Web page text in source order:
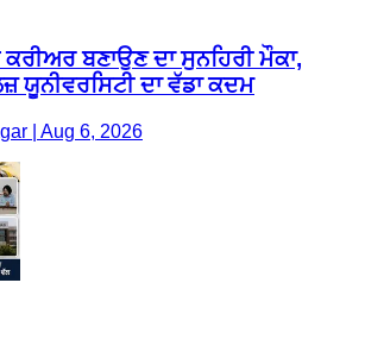
ਬਣਾਉਣ ਦਾ ਸੁਨਹਿਰੀ ਮੌਕਾ,
ਯੂਨੀਵਰਸਿਟੀ ਦਾ ਵੱਡਾ ਕਦਮ
| Aug 6, 2026